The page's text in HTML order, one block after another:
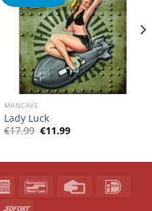
MANCAVE
Lady Luck
€17.99 Oorspronkelijke
prijs
€11.99Huidige